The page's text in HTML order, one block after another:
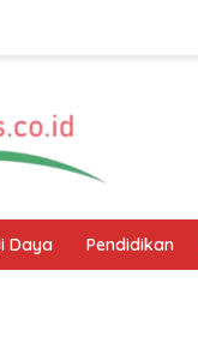
Daya Pendidikan